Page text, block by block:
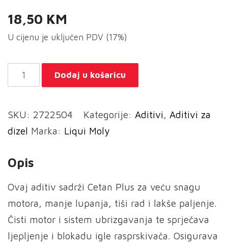
18,50 KM
U cijenu je uključen PDV (17%)
Liqui
Moly
DIESEL
ADDITIVE
Dodaj u košaricu
SKU: 2722504 Kategorije: Aditivi, Aditivi za
dizel Marka: Liqui Moly
Opis
Ovaj aditiv sadrži Cetan Plus za veću snagu
motora, manje lupanja, tiši rad i lakše paljenje.
Čisti motor i sistem ubrizgavanja te sprječava
ljepljenje i blokadu igle rasprskivača. Osigurava